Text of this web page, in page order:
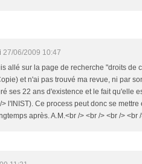
27/06/2009 10:47
allé sur la page de recherche "droits de
et n'ai pas trouvé ma revue, ni par
ses 22 ans d'existence et le fait qu'elle
l'INIST). Ce process peut donc se
après. A.M.<br /> <br /> <br /> <br